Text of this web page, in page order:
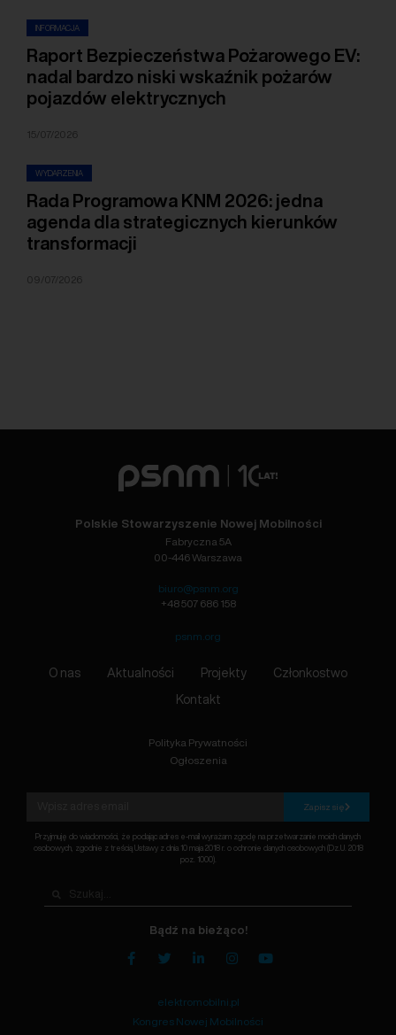
INFORMACJA
Raport Bezpieczeństwa Pożarowego EV:
nadal bardzo niski wskaźnik pożarów
pojazdów elektrycznych
15/07/2026
WYDARZENIA
Rada Programowa KNM 2026: jedna
agenda dla strategicznych kierunków
transformacji
09/07/2026
Polskie Stowarzyszenie Nowej Mobilności
Fabryczna 5A
00-446 Warszawa
biuro@psnm.org
+48 507 686 158
psnm.org
O nas Aktualności Projekty Członkostwo
Kontakt
Polityka Prywatności
Ogłoszenia
Zapisz się
Przyjmuję do wiadomości, że podając adres e-mail wyrażam zgodę na przetwarzanie moich danych
osobowych, zgodnie z treścią Ustawy z dnia 10 maja 2018 r. o ochronie danych osobowych (Dz.U. 2018
poz. 1000).
Bądź na bieżąco!
elektromobilni.pl
Kongres Nowej Mobilności